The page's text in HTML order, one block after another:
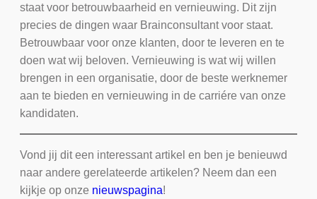
staat voor betrouwbaarheid en vernieuwing. Dit zijn
precies de dingen waar Brainconsultant voor staat.
Betrouwbaar voor onze klanten, door te leveren en te
doen wat wij beloven. Vernieuwing is wat wij willen
brengen in een organisatie, door de beste werknemer
aan te bieden en vernieuwing in de carriére van onze
kandidaten.
Vond jij dit een interessant artikel en ben je benieuwd
naar andere gerelateerde artikelen? Neem dan een
kijkje op onze nieuwspagina!